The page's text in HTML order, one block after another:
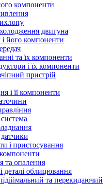
компоненти
двигуна
його компоненти
та їх компоненти
і їх компоненти
пристрій
і її компоненти
і пристосування
компоненти
та опалення
деталі облицювання
та перекидаючий